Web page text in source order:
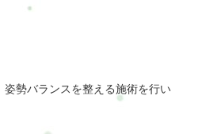
勢バランスを整える施術を行い